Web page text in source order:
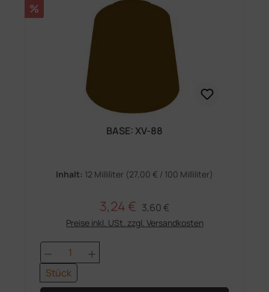
Rabatt
%
BASE: XV-88
Inhalt: 12 Milliliter (27,00 € / 100 Milliliter)
Verkaufspreis:
3,24 € Regulärer Preis:
3,60 €
Preise inkl. USt. zzgl. Versandkosten
Produkt Anzahl: Gib den
Stück